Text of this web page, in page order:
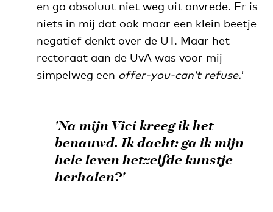
en ga absoluut niet weg uit onvrede. Er is
niets in mij dat ook maar een klein beetje
negatief denkt over de UT. Maar het
rectoraat aan de UvA was voor mij
simpelweg een offer-you-can’t refuse.’
'Na mijn Vici kreeg ik het
benauwd. Ik dacht: ga ik mijn
hele leven hetzelfde kunstje
herhalen?'